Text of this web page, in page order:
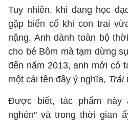
Tuy nhiên, khi đang học
gặp biến cố khi con trai
nặng. Anh dành toàn bộ
cho bé Bôm mà tạm dừng
đến năm 2013, anh mới có
một cái tên đầy ý nghĩa, Trái
Được biết, tác phẩm này
nghén" và trong thời gian